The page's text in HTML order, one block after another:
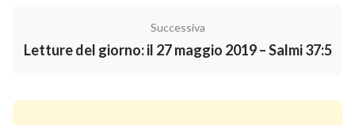
questioni, ma non riuscite a seguirle nella vita reale?
Successiva
Letture del giorno: il 27 maggio 2019 – Salmi 37:5